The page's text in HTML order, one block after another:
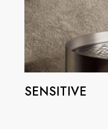
SENSITIVE